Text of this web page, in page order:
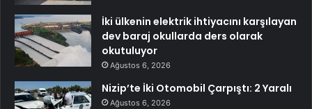
İki ülkenin elektrik ihtiyacını karşılayan
dev baraj okullarda ders olarak
okutuluyor
Ağustos 6, 2026
Nizip’te İki Otomobil Çarpıştı: 2 Yaralı
Ağustos 6, 2026